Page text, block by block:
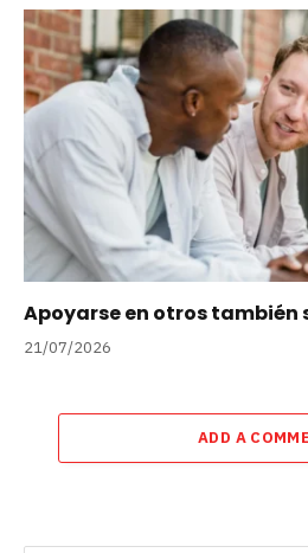
Apoyarse en otros también
21/07/2026
ADD A